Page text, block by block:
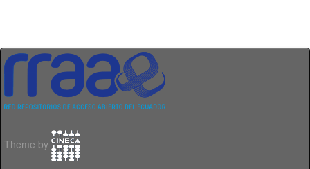
Theme by